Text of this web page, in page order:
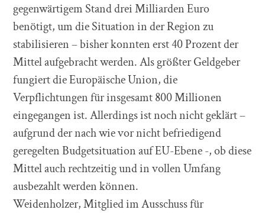
gegenwärtigem Stand drei Milliarden Euro
benötigt, um die Situation in der Region zu
stabilisieren – bisher konnten erst 40 Prozent der
Mittel aufgebracht werden. Als größter Geldgeber
fungiert die Europäische Union, die
Verpflichtungen für insgesamt 800 Millionen
eingegangen ist. Allerdings ist noch nicht geklärt –
aufgrund der nach wie vor nicht befriedigend
geregelten Budgetsituation auf EU-Ebene -, ob diese
Mittel auch rechtzeitig und in vollen Umfang
ausbezahlt werden können.
Weidenholzer, Mitglied im Ausschuss für